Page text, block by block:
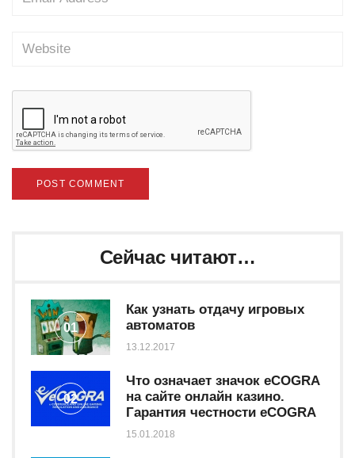
Website
Сейчас читают…
01
Как узнать отдачу игровых
автоматов
13.12.2017
02
Что означает значок eCOGRA
на сайте онлайн казино.
Гарантия честности eCOGRA
15.01.2018